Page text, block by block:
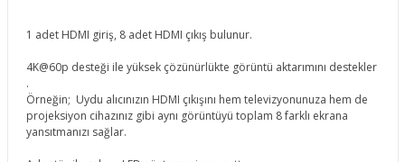
1 adet HDMI giriş, 8 adet HDMI çıkış bulunur.
4K@60p desteği ile yüksek çözünürlükte görüntü aktarımını destekler
.
Örneğin; Uydu alıcınızın HDMI çıkışını hem televizyonunuza hem de
projeksiyon cihazınız gibi aynı görüntüyü toplam 8 farklı ekrana
yansıtmanızı sağlar.